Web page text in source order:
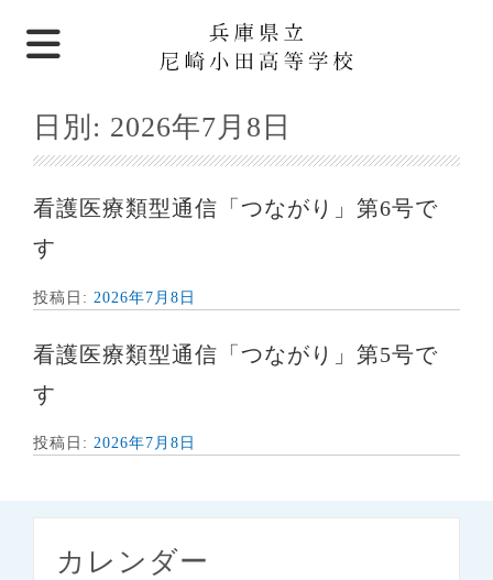
日別: 2026年7月8日
看護医療類型通信「つながり」第6号で
す
投稿日: 2026年7月8日
看護医療類型通信「つながり」第5号で
す
投稿日: 2026年7月8日
カレンダー